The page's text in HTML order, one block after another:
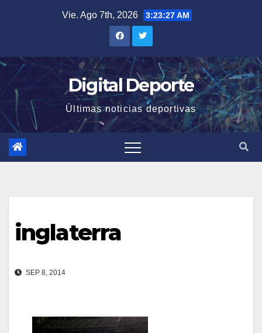
Vie. Ago 7th, 2026 3:23:28 AM
Digital Deporte
Últimas noticias deportivas
inglaterra
SEP 8, 2014